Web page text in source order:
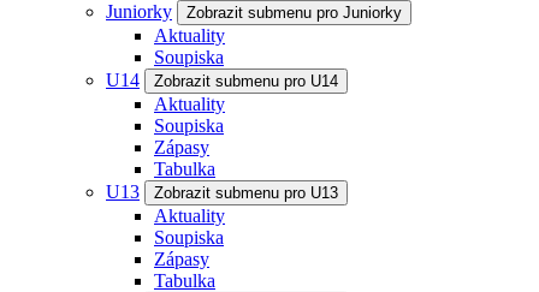
Juniorky
Zobrazit submenu pro Juniorky
Aktuality
Soupiska
U14
Zobrazit submenu pro U14
Aktuality
Soupiska
Zápasy
Tabulka
U13
Zobrazit submenu pro U13
Aktuality
Soupiska
Zápasy
Tabulka